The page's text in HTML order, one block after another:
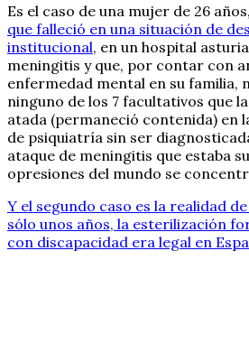
Es el caso de una mujer de 26 años,
que falleció en una situación de
institucional, en un hospital
meningitis y que, por contar con
enfermedad mental en su familia,
ninguno de los 7 facultativos que
atada (permaneció contenida) en
de psiquiatría sin ser
ataque de meningitis que estaba
opresiones del mundo se
Y el segundo caso es la realidad
sólo unos años, la esterilización
con discapacidad era legal en